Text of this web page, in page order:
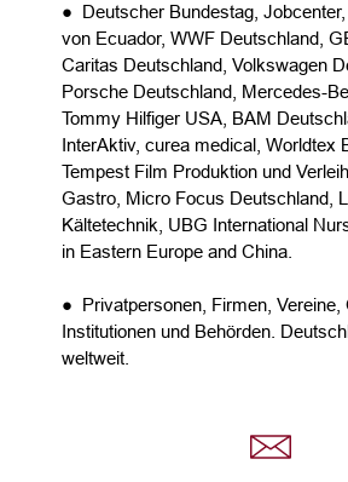
● Deutscher Bundestag,
von Ecuador, WWF Deutschland,
Caritas Deutschland, Volkswagen
Porsche Deutschland, Mercedes-
Tommy Hilfiger USA, BAM
InterAktiv, curea medical, Worldtex
Tempest Film Produktion und
Gastro, Micro Focus Deutschland,
Kältetechnik, UBG International
in Eastern Europe and China.
● Privatpersonen, Firmen, Vereine,
Institutionen und Behörden.
weltweit.